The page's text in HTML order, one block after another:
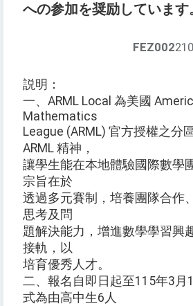
への参加を奨励しています
FEZ002
説明：
一、ARML Local 為美國
Mathematics
League (ARML) 官方授權之分
ARML 精神，
讓學生能在本地體驗國際數學
宗旨在於
透過多元賽制，培養團隊合作
思考及問
題解決能力，增進數學學習興
接軌，以
培育優秀人才。
二、報名自即日起至115年3月
式為由高中生6人